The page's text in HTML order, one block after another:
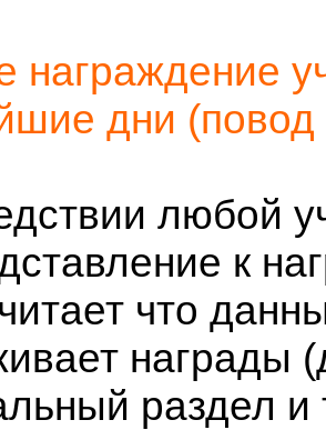
награждение
дни
любой
к
что
награды
раздел и